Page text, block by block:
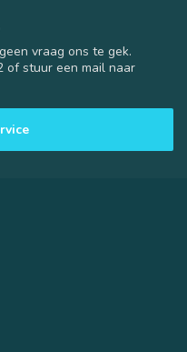
vraag ons te gek.
of stuur een mail naar